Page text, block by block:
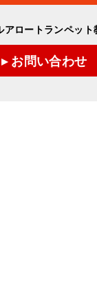
アロートランペット
▸ お問い合わせ